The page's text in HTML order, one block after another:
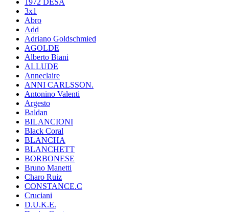
1972 DESA
3x1
Abro
Add
Adriano Goldschmied
AGOLDE
Alberto Biani
ALLUDE
Anneclaire
ANNI CARLSSON.
Antonino Valenti
Argesto
Baldan
BILANCIONI
Black Coral
BLANCHA
BLANCHETT
BORBONESE
Bruno Manetti
Charo Ruiz
CONSTANCE.C
Cruciani
D.U.K.E.